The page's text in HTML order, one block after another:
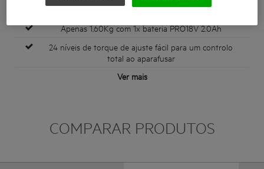
2 velocidades: 0 - 500 / 0 -19000 rpm
Apenas 1,60Kg com 1x bateria PRO18V 2.0Ah
24 níveis de torque de ajuste fácil para um controlo
total ao aparafusar
Ver mais
COMPARAR PRODUTOS